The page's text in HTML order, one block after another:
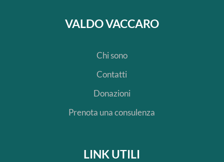
VALDO VACCARO
Chi sono
Contatti
Donazioni
Prenota una consulenza
LINK UTILI